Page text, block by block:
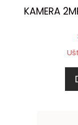
KAMERA